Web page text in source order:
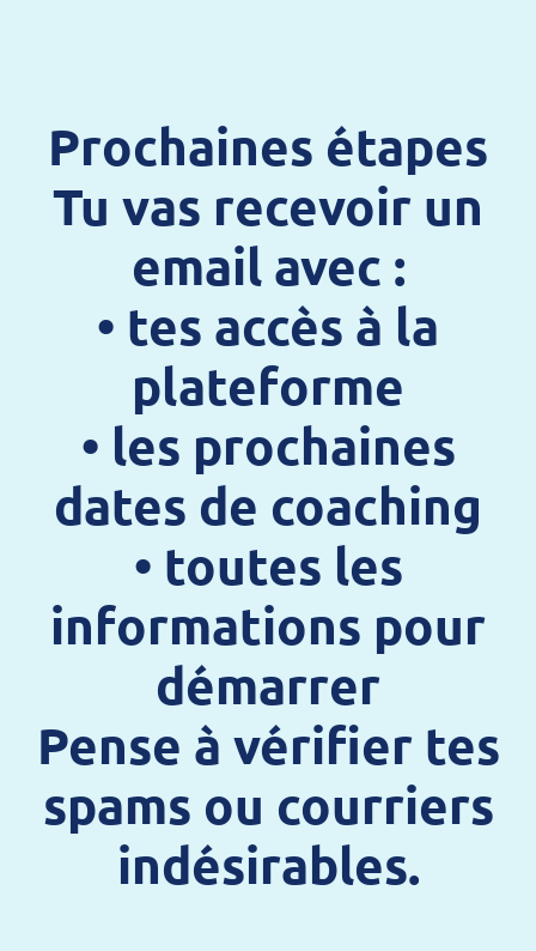
Prochaines étapes
Tu vas recevoir un
email avec :
• tes accès à la
plateforme
• les prochaines
dates de coaching
• toutes les
informations pour
démarrer
Pense à vérifier tes
spams ou courriers
indésirables.